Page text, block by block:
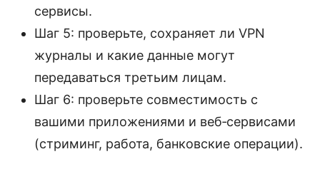
сервисы.
Шаг 5: проверьте, сохраняет ли VPN
журналы и какие данные могут
передаваться третьим лицам.
Шаг 6: проверьте совместимость с
вашими приложениями и веб‑сервисами
(стриминг, работа, банковские операции).